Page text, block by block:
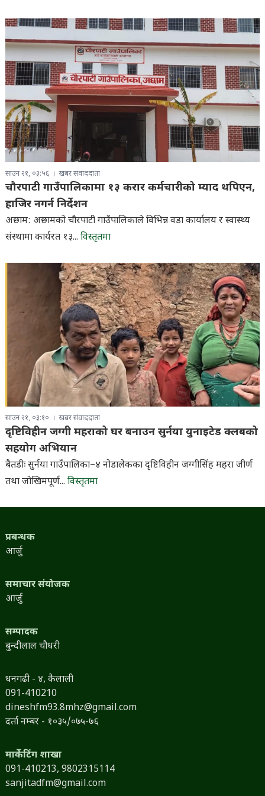
साउन २१, ०३:५६ खबर संवाददाता
चौरपाटी गाउँपालिकामा १३ करार कर्मचारीको म्याद थपिएन,
हाजिर नगर्न निर्देशन
अछाम: अछामको चौरपाटी गाउँपालिकाले विभिन्न वडा कार्यालय र स्वास्थ्य
संस्थामा कार्यरत १३... विस्तृतमा
साउन २१, ०३:१० खबर संवाददाता
दृष्टिविहीन जग्गी महराको घर बनाउन सुर्नया युनाइटेड क्लबको
सहयोग अभियान
बैतडीः सुर्नया गाउँपालिका–४ नोडालेकका दृष्टिविहीन जग्गीसिंह महरा जीर्ण
तथा जोखिमपूर्ण... विस्तृतमा
प्रबन्धक
आर्जु
समाचार संयोजक
आर्जु
सम्पादक
बुन्दीलाल चौधरी
धनगढी - ४, कैलाली
091-410210
dineshfm93.8mhz@gmail.com
दर्ता नम्बर - १०३५/०७५-७६
मार्केटिंग शाखा
091-410213, 9802315114
sanjitadfm@gmail.com